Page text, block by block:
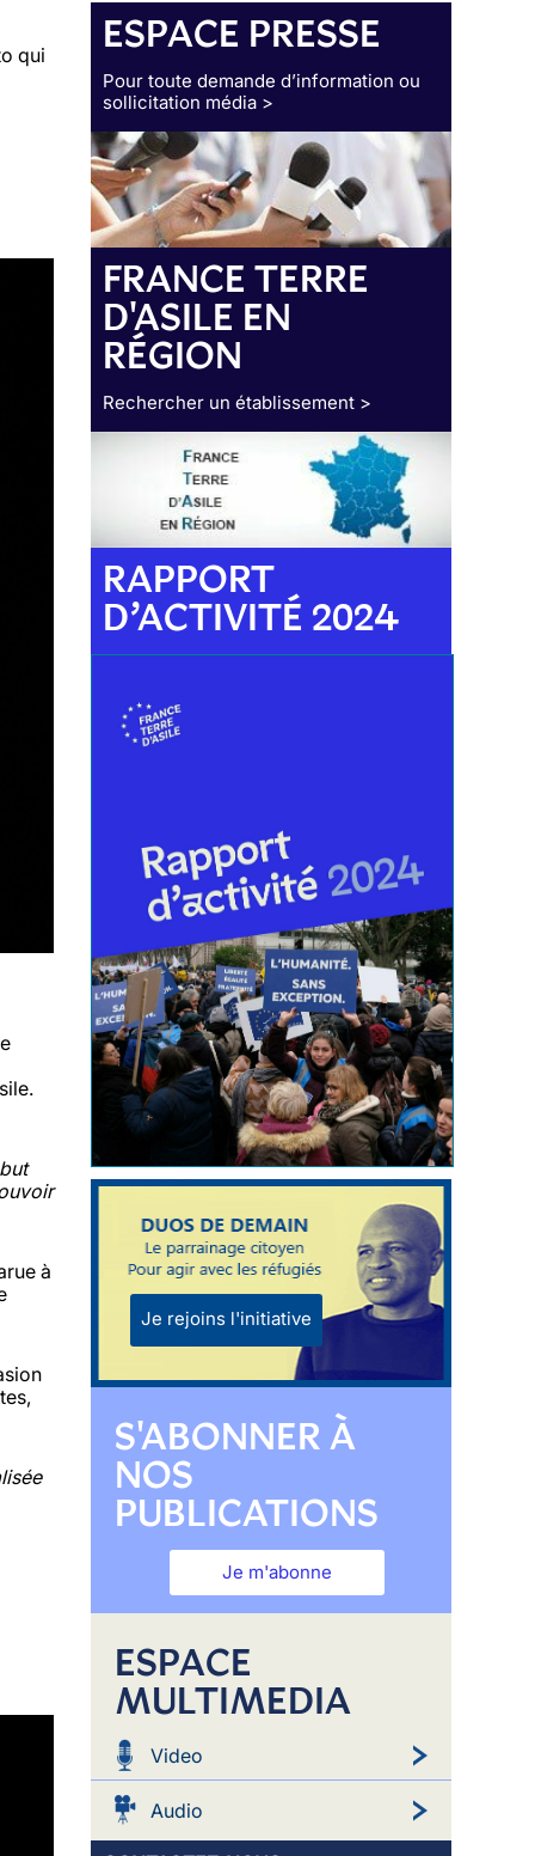
qui
à
ESPACE PRESSE
Pour toute demande d’information ou
sollicitation média >
FRANCE TERRE
D'ASILE EN
RÉGION
Rechercher un établissement >
RAPPORT
D’ACTIVITÉ 2024
Je rejoins l'initiative
S'ABONNER À
NOS
PUBLICATIONS
Je m'abonne
ESPACE
MULTIMEDIA
Video
Audio